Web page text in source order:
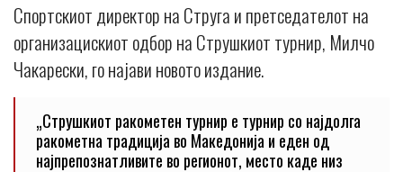
Спортскиот директор на Струга и претседателот на
организацискиот одбор на Струшкиот турнир, Милчо
Чакарески, го најави новото издание.
„Струшкиот ракометен турнир е турнир со најдолга
ракометна традиција во Македонија и еден од
најпрепознатливите во регионот, место каде низ